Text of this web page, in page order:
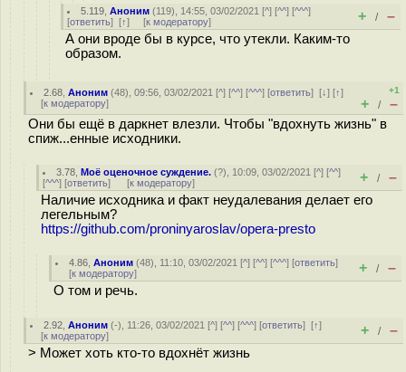
5.119 ,Аноним (119), 14:55, 03/02/2021 [^] [^^] [^^^]
[ответить] [↑] [к модератору] + / –
А они вроде бы в курсе, что утекли. Каким-то
образом.
2.68 ,Аноним (48), 09:56, 03/02/2021 [^] [^^] [^^^] [ответить][↓] [↑]
[к модератору]
+1
+ / –
Они бы ещё в даркнет влезли. Чтобы "вдохнуть жизнь" в
спиж...енные исходники.
3.78 ,Моё оценочное суждение. (?), 10:09, 03/02/2021 [^] [^^]
[^^^] [ответить] [к модератору] + / –
Наличие исходника и факт неудалевания делает его
легельным?
https://github.com/proninyaroslav/opera-presto
4.86 ,Аноним (48), 11:10, 03/02/2021 [^] [^^] [^^^] [ответить]
[к модератору] + / –
О том и речь.
2.92 ,Аноним (-), 11:26, 03/02/2021 [^] [^^] [^^^] [ответить][↑]
[к модератору] + / –
> Может хоть кто-то вдохнёт жизнь